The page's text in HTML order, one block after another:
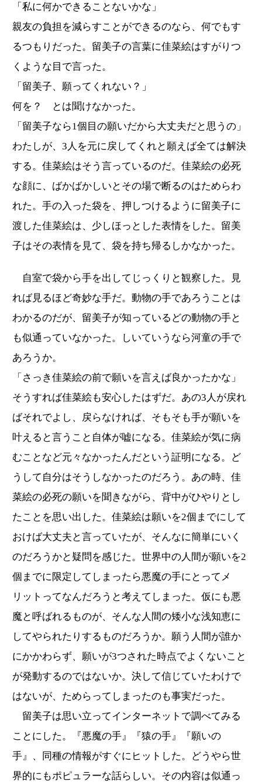
「私に何かできることないかな」
親友の負担を減らすことができるのなら、何でもす
るつもりだった。留美子の言葉に佳菜絵はすがりつ
くような目で言った。
「留美子、願ってくれない？」
何を？ とは聞けなかった。
「留美子なら1個目の願いだから大丈夫だと思うの」
わたしが、3人を元に戻してくれと願えば全ては解決
する。佳菜絵はそう言っているのだ。佳菜絵の必死
な顔に、ばかばかしいとその場で断るのはためらわ
れた。手の入った袋を、押しつけるように留美子に
渡した佳菜絵は、少しほっとした表情をした。留美
子はその表情を見て、袋を持ち帰るしかなかった。
自室で袋から手を出してじっくりと観察した。見
れば見るほど奇妙な手だ。動物の手であろうことは
わかるのだが、留美子が知っているどの動物の手と
も似通っていなかった。しいていうなら河童の手で
あろうか。
「さっき佳菜絵の前で願いを言えば良かったかな」
そうすれば佳菜絵も安心したはずだ。あの3人が戻れ
ばそれでよし、戻らなければ、そもそも手が願いを
叶えると言うこと自体が嘘になる。佳菜絵が気に病
むことなど元々なかったんだという証明になる。ど
うして自分はそうしなかったのだろう。あの時、佳
菜絵の必死の願いを聞きながら、背中がひやりとし
たことを思い出した。佳菜絵は願いを2個までにして
おけば大丈夫と言っていたが、そんなに簡単にいく
のだろうかと疑問を感じた。世界中の人間が願いを2
個までに限定してしまったら悪魔の手にとってメ
リットってなんだろうと考えてしまった。仮にも悪
魔と呼ばれるものが、そんな人間の矮小な浅知恵に
してやられたりするものだろうか。願う人間が誰か
にかかわらず、願いが3つされた時点でよくないこと
が発動するのではないか。決して信じていたわけで
はないが、ためらってしまったのも事実だった。
留美子は思い立ってインターネットで調べてみる
ことにした。『悪魔の手』『猿の手』『願いの
手』、同種の情報がすぐにヒットした。どうやら世
界的にもポピュラーな話らしい。その内容は似通っ